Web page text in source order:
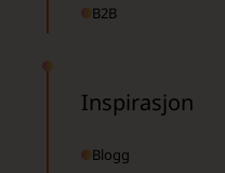
B2B
Inspirasjon
Blogg